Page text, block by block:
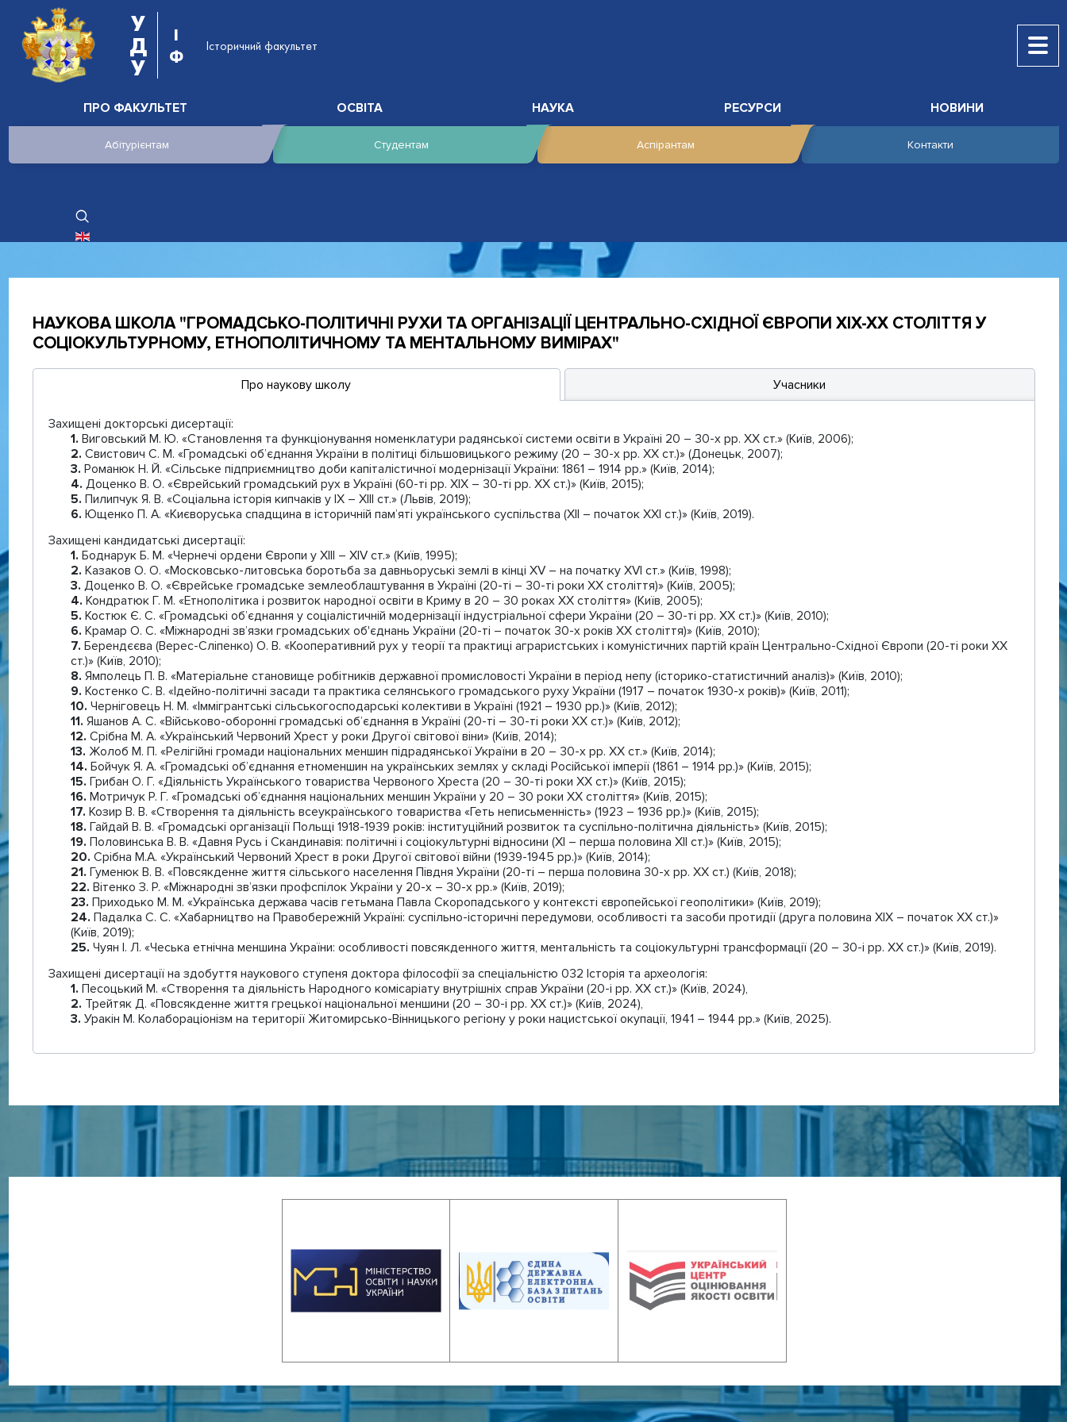
У
Д
У
І
Ф
Історичний факультет
ПРО ФАКУЛЬТЕТ ОСВІТА НАУКА РЕСУРСИ НОВИНИ
Абітурієнтам Студентам Аспірантам Контакти
ОБЕРІТЬ СВОЮ МОВУ
НАУКОВА ШКОЛА "ГРОМАДСЬКО-ПОЛІТИЧНІ РУХИ ТА ОРГАНІЗАЦІЇ ЦЕНТРАЛЬНО-СХІДНОЇ ЄВРОПИ XIX-XX СТОЛІТТЯ У
СОЦІОКУЛЬТУРНОМУ, ЕТНОПОЛІТИЧНОМУ ТА МЕНТАЛЬНОМУ ВИМІРАХ"
Про наукову школу Учасники
Захищені докторські дисертації:
Виговський М. Ю. «Становлення та функціонування номенклатури радянської системи освіти в Україні 20 – 30-х рр. ХХ ст.» (Київ, 2006);
Свистович С. М. «Громадські об’єднання України в політиці більшовицького режиму (20 – 30-х рр. ХХ ст.)» (Донецьк, 2007);
Романюк Н. Й. «Сільське підприємництво доби капіталістичної модернізації України: 1861 – 1914 рр.» (Київ, 2014);
Доценко В. О. «Єврейський громадський рух в Україні (60-ті рр. ХІХ – 30-ті рр. ХХ ст.)» (Київ, 2015);
Пилипчук Я. В. «Соціальна історія кипчаків у ІХ – ХІІІ ст.» (Львів, 2019);
Ющенко П. А. «Києворуська спадщина в історичній пам’яті українського суспільства (XII – початок XXI ст.)» (Київ, 2019).
Захищені кандидатські дисертації:
Боднарук Б. М. «Чернечі ордени Європи у ХІІІ – XIV ст.» (Київ, 1995);
Казаков О. О. «Московсько-литовська боротьба за давньоруські землі в кінці ХV – на початку ХVI ст.» (Київ, 1998);
Доценко В. О. «Єврейське громадське землеоблаштування в Україні (20-ті – 30-ті роки ХХ століття)» (Київ, 2005);
Кондратюк Г. М. «Етнополітика і розвиток народної освіти в Криму в 20 – 30 роках XX століття» (Київ, 2005);
Костюк Є. С. «Громадські об’єднання у соціалістичній модернізації індустріальної сфери України (20 – 30-ті рр. ХХ ст.)» (Київ, 2010);
Крамар О. С. «Міжнародні зв’язки громадських об'єднань України (20-ті – початок 30-х років ХХ століття)» (Київ, 2010);
Берендєєва (Верес-Сліпенко) О. В. «Кооперативний рух у теорії та практиці аграристських і комуністичних партій країн Центрально-Східної Європи (20-ті роки ХХ
ст.)» (Київ, 2010);
Ямполець П. В. «Матеріальне становище робітників державної промисловості України в період непу (історико-статистичний аналіз)» (Київ, 2010);
Костенко С. В. «Ідейно-політичні засади та практика селянського громадського руху України (1917 – початок 1930-х років)» (Київ, 2011);
Черніговець Н. М. «Іммігрантські сільськогосподарські колективи в Україні (1921 – 1930 рр.)» (Київ, 2012);
Яшанов А. С. «Військово-оборонні громадські об’єднання в Україні (20-ті – 30-ті роки XX ст.)» (Київ, 2012);
Срібна М. А. «Український Червоний Хрест у роки Другої світової віни» (Київ, 2014);
Жолоб М. П. «Релігійні громади національних меншин підрадянської України в 20 – 30-х рр. ХХ ст.» (Київ, 2014);
Бойчук Я. А. «Громадські об’єднання етноменшин на українських землях у складі Російської імперії (1861 – 1914 рр.)» (Київ, 2015);
Грибан О. Г. «Діяльність Українського товариства Червоного Хреста (20 – 30-ті роки ХХ ст.)» (Київ, 2015);
Мотричук Р. Г. «Громадські об’єднання національних меншин України у 20 – 30 роки ХХ століття» (Київ, 2015);
Козир В. В. «Створення та діяльність всеукраїнського товариства «Геть неписьменність» (1923 – 1936 рр.)» (Київ, 2015);
Гайдай В. В. «Громадські організації Польщі 1918-1939 років: інституційний розвиток та суспільно-політична діяльність» (Київ, 2015);
Половинська В. В. «Давня Русь і Скандинавія: політичні і соціокультурні відносини (ХІ – перша половина ХІІ ст.)» (Київ, 2015);
Срібна М.А. «Український Червоний Хрест в роки Другої світової війни (1939-1945 рр.)» (Київ, 2014);
Гуменюк В. В. «Повсякденне життя сільського населення Півдня України (20-ті – перша половина 30-х рр. ХХ ст.) (Київ, 2018);
Вітенко З. Р. «Міжнародні зв’язки профспілок України у 20-х – 30-х рр.» (Київ, 2019);
Приходько М. М. «Українська держава часів гетьмана Павла Скоропадського у контексті європейської геополітики» (Київ, 2019);
Падалка С. С. «Хабарництво на Правобережній Україні: суспільно-історичні передумови, особливості та засоби протидії (друга половина ХІХ – початок ХХ ст.)»
(Київ, 2019);
Чуян І. Л. «Чеська етнічна меншина України: особливості повсякденного життя, ментальність та соціокультурні трансформації (20 – 30-і рр. ХХ ст.)» (Київ, 2019).
Захищені дисертації на здобуття наукового ступеня доктора філософії за спеціальністю 032 Історія та археологія:
Песоцький М. «Створення та діяльність Народного комісаріату внутрішніх справ України (20-і рр. ХХ ст.)» (Київ, 2024),
Трейтяк Д. «Повсякденне життя грецької національної меншини (20 – 30-і рр. ХХ ст.)» (Київ, 2024),
Уракін М. Колабораціонізм на території Житомирсько-Вінницького регіону у роки нацистської окупації, 1941 – 1944 рр.» (Київ, 2025).